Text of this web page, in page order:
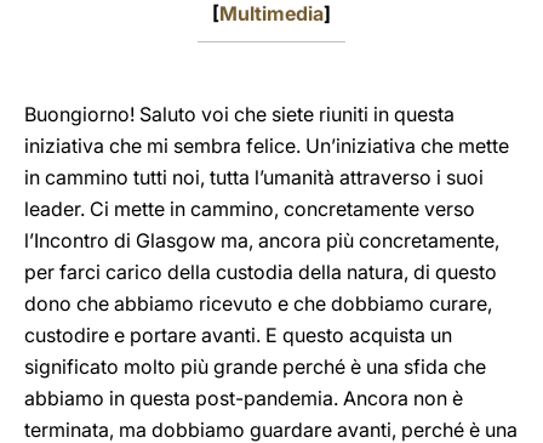
[Multimedia]
Buongiorno! Saluto voi che siete riuniti in questa
iniziativa che mi sembra felice. Un’iniziativa che mette
in cammino tutti noi, tutta l’umanità attraverso i suoi
leader. Ci mette in cammino, concretamente verso
l’Incontro di Glasgow ma, ancora più concretamente,
per farci carico della custodia della natura, di questo
dono che abbiamo ricevuto e che dobbiamo curare,
custodire e portare avanti. E questo acquista un
significato molto più grande perché è una sfida che
abbiamo in questa post-pandemia. Ancora non è
terminata, ma dobbiamo guardare avanti, perché è una